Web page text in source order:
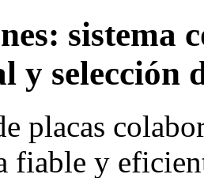
sistema
y selección
placas
fiable y